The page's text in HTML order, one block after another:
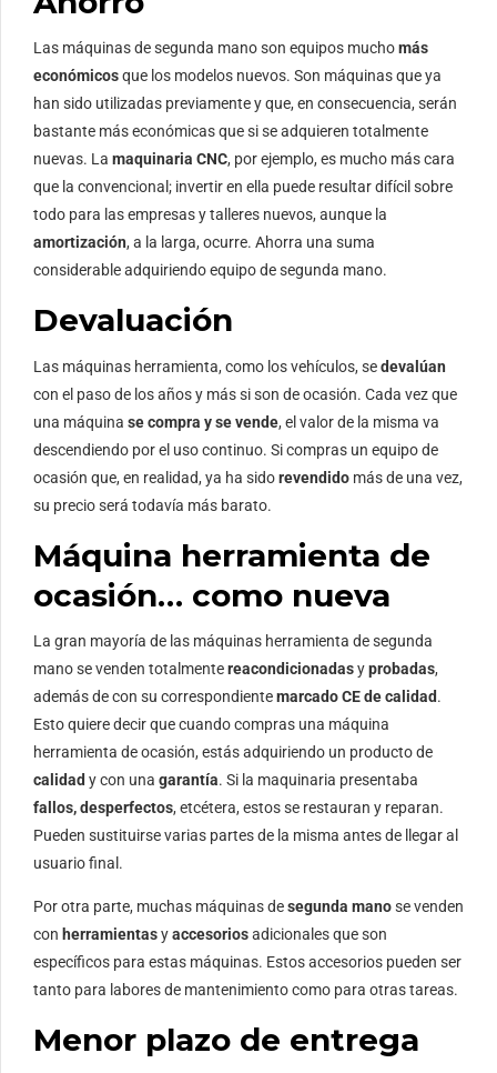
Las máquinas de segunda mano son equipos muchomás
económicosque los modelos nuevos. Son máquinas que ya
han sido utilizadas previamente y que, en consecuencia, serán
bastante más económicas que si se adquieren totalmente
nuevas. La maquinaria CNC, por ejemplo, es mucho más cara
que la convencional; invertir en ella puede resultar difícil sobre
todo para las empresas y talleres nuevos, aunque la
amortización, a la larga, ocurre. Ahorra una suma
considerable adquiriendo equipo de segunda mano.
Devaluación
Las máquinas herramienta, como los vehículos, sedevalúan
con el paso de los años y más si son de ocasión. Cada vez que
una máquina se compra y se vende, el valor de la misma va
descendiendo por el uso continuo. Si compras un equipo de
ocasión que, en realidad, ya ha sidorevendido más de una vez,
su precio será todavía más barato.
Máquina herramienta de
ocasión… como nueva
La gran mayoría de las máquinas herramienta de segunda
mano se venden totalmentereacondicionadasyprobadas,
además de con su correspondientemarcado CE de calidad.
Esto quiere decir que cuando compras una máquina
herramienta de ocasión, estás adquiriendo un producto de
calidad y con una garantía. Si la maquinaria presentaba
fallos, desperfectos, etcétera, estos se restauran y reparan.
Pueden sustituirse varias partes de la misma antes de llegar al
usuario final.
Por otra parte, muchas máquinas desegunda manose venden
con herramientasyaccesoriosadicionales que son
específicos para estas máquinas. Estos accesorios pueden ser
tanto para labores de mantenimiento como para otras tareas.
Menor plazo de entrega